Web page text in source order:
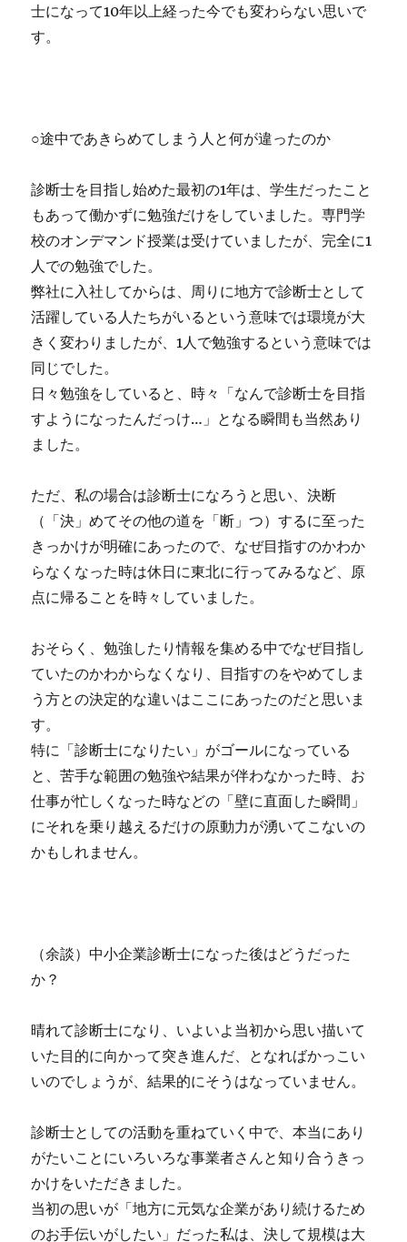
士になって10年以上経った今でも変わらない思いで
す。
○途中であきらめてしまう人と何が違ったのか
診断士を目指し始めた最初の1年は、学生だったこと
もあって働かずに勉強だけをしていました。専門学
校のオンデマンド授業は受けていましたが、完全に1
人での勉強でした。
弊社に入社してからは、周りに地方で診断士として
活躍している人たちがいるという意味では環境が大
きく変わりましたが、1人で勉強するという意味では
同じでした。
日々勉強をしていると、時々「なんで診断士を目指
すようになったんだっけ…」となる瞬間も当然あり
ました。
ただ、私の場合は診断士になろうと思い、決断
（「決」めてその他の道を「断」つ）するに至った
きっかけが明確にあったので、なぜ目指すのかわか
らなくなった時は休日に東北に行ってみるなど、原
点に帰ることを時々していました。
おそらく、勉強したり情報を集める中でなぜ目指し
ていたのかわからなくなり、目指すのをやめてしま
う方との決定的な違いはここにあったのだと思いま
す。
特に「診断士になりたい」がゴールになっている
と、苦手な範囲の勉強や結果が伴わなかった時、お
仕事が忙しくなった時などの「壁に直面した瞬間」
にそれを乗り越えるだけの原動力が湧いてこないの
かもしれません。
（余談）中小企業診断士になった後はどうだった
か？
晴れて診断士になり、いよいよ当初から思い描いて
いた目的に向かって突き進んだ、となればかっこい
いのでしょうが、結果的にそうはなっていません。
診断士としての活動を重ねていく中で、本当にあり
がたいことにいろいろな事業者さんと知り合うきっ
かけをいただきました。
当初の思いが「地方に元気な企業があり続けるため
のお手伝いがしたい」だった私は、決して規模は大